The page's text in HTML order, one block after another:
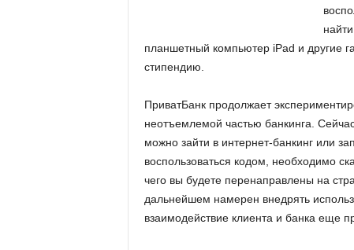
a
планшетный компьютер iPad и другие
стипендию.
ПриватБанк продолжает
неотъемлемой частью банкинга.
можно зайти в интернет-банкинг или
воспользоваться кодом, необходимо
чего вы будете перенаправлены на
дальнейшем намерен внедрять
взаимодействие клиента и банка еще